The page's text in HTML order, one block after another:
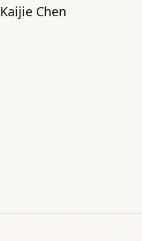
Kaijie Chen